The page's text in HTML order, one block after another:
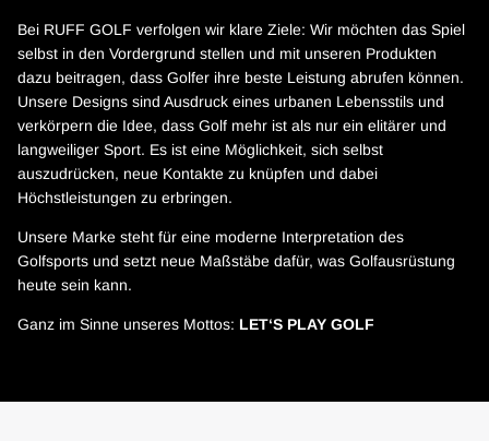
Bei RUFF GOLF verfolgen wir klare Ziele: Wir möchten das Spiel
selbst in den Vordergrund stellen und mit unseren Produkten
dazu beitragen, dass Golfer ihre beste Leistung abrufen können.
Unsere Designs sind Ausdruck eines urbanen Lebensstils und
verkörpern die Idee, dass Golf mehr ist als nur ein elitärer und
langweiliger Sport. Es ist eine Möglichkeit, sich selbst
auszudrücken, neue Kontakte zu knüpfen und dabei
Höchstleistungen zu erbringen.
Unsere Marke steht für eine moderne Interpretation des
Golfsports und setzt neue Maßstäbe dafür, was Golfausrüstung
heute sein kann.
Ganz im Sinne unseres Mottos: LET‘S PLAY GOLF